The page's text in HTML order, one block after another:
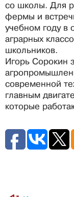
со школы. Для
фермы и
учебном году в
аграрных
школьников.
Игорь Сорокин
современной
главным
которые